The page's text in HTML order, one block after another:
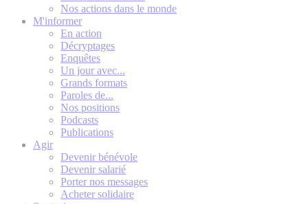
Nos actions dans le monde
M'informer
En action
Décryptages
Enquêtes
Un jour avec...
Grands formats
Paroles de...
Nos positions
Podcasts
Publications
Agir
Devenir bénévole
Devenir salarié
Porter nos messages
Acheter solidaire